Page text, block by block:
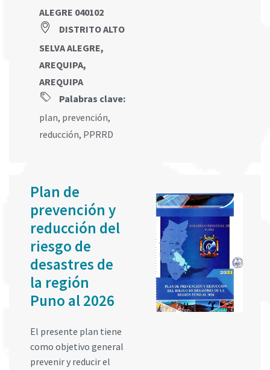
ALEGRE 040102
DISTRITO ALTO
SELVA ALEGRE,
AREQUIPA,
AREQUIPA
Palabras clave:
plan, prevención,
reducción, PPRRD
Plan de
prevención y
reducción del
riesgo de
desastres de
la región
Puno al 2026
El presente plan tiene
como objetivo general
prevenir y reducir el